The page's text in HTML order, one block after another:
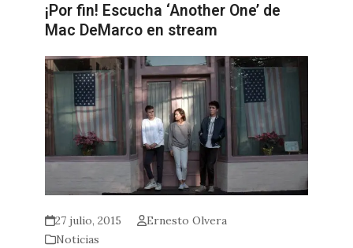
¡Por fin! Escucha ‘Another One’ de
Mac DeMarco en stream
27 julio, 2015
Ernesto Olvera
Noticias